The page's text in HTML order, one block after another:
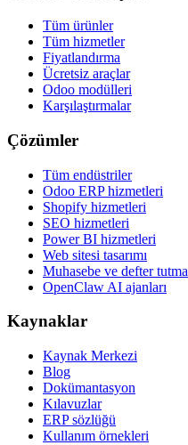
Tüm ürünler
Tüm hizmetler
Fiyatlandırma
Ücretsiz araçlar
Odoo modülleri
Karşılaştırmalar
Çözümler
Tüm endüstriler
Odoo ERP hizmetleri
Shopify hizmetleri
SEO hizmetleri
Power BI hizmetleri
Web sitesi tasarımı
Muhasebe ve defter tutma
OpenClaw AI ajanları
Kaynaklar
Kaynak Merkezi
Blog
Dokümantasyon
Kılavuzlar
ERP sözlüğü
Kullanım örnekleri